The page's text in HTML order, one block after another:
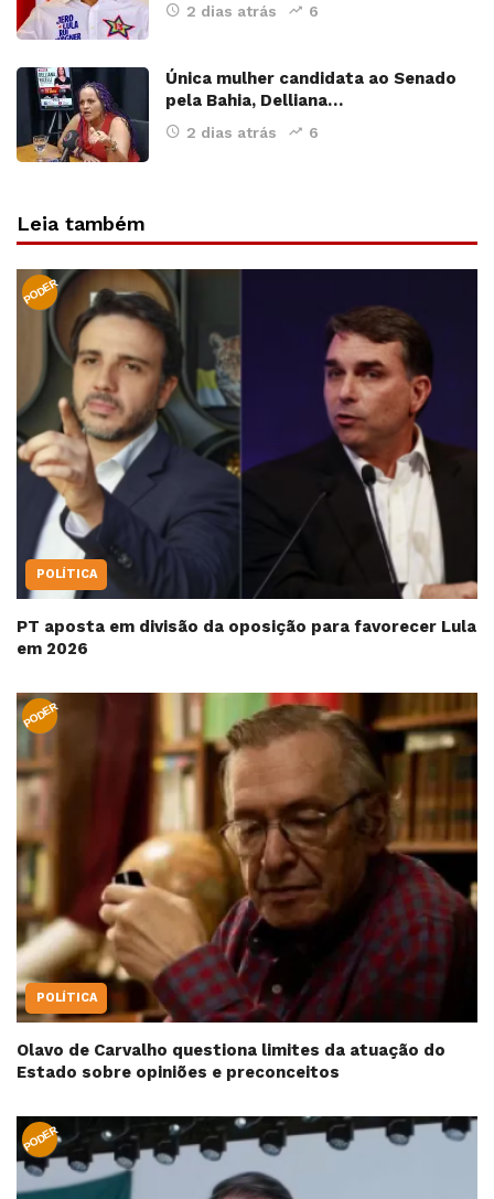
2 dias atrás 6
Única mulher candidata ao Senado
pela Bahia, Delliana…
2 dias atrás 6
Leia também
PODER
POLÍTICA
PT aposta em divisão da oposição para favorecer Lula
em 2026
PODER
POLÍTICA
Olavo de Carvalho questiona limites da atuação do
Estado sobre opiniões e preconceitos
PODER